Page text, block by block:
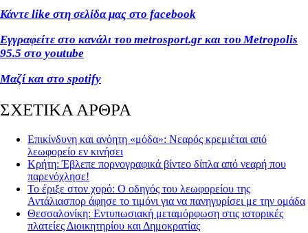
Κάντε like στη σελίδα μας στο facebook
Εγγραφείτε στο κανάλι του metrosport.gr και του Metropolis
95.5 στο youtube
Μαζί και στο spotify
ΣΧΕΤΙΚΑ ΑΡΘΡΑ
Επικίνδυνη και ανόητη «μόδα»: Νεαρός κρεμιέται από
λεωφορείο εν κινήσει
Κρήτη: Έβλεπε πορνογραφικά βίντεο δίπλα από νεαρή που
παρενόχλησε!
Το έριξε στον χορό: Ο οδηγός του λεωφορείου της
Αντάλιασπορ άφησε το τιμόνι για να πανηγυρίσει με την ομάδα
Θεσσαλονίκη: Εντυπωσιακή μεταμόρφωση στις ιστορικές
πλατείες Διοικητηρίου και Δημοκρατίας